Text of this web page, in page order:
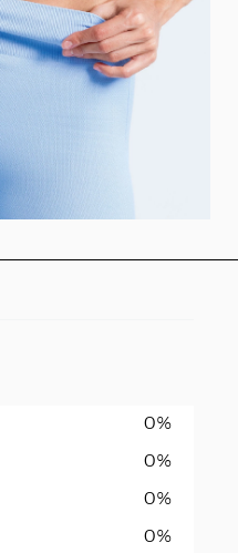
0%
0%
0%
0%